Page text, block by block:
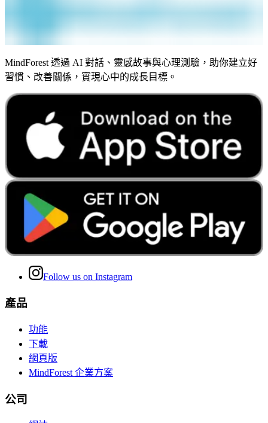
MindForest 透過 AI 對話、靈感故事與心理測驗，助你建立好
習慣、改善關係，實現心中的成長目標。
Follow us on Instagram
產品
功能
下載
網頁版
MindForest 企業方案
公司